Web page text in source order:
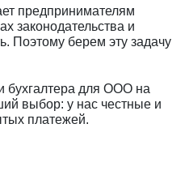
предпринимателям
законодательства и
Поэтому берем эту задачу
бухгалтера для ООО на
выбор: у нас честные и
платежей.